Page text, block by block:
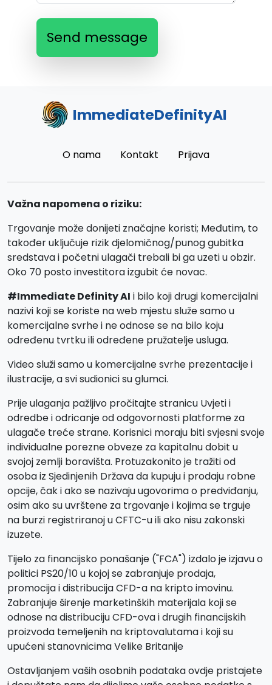
Send message
ImmediateDefinityAI
O nama Kontakt Prijava
Važna napomena o riziku:
Trgovanje može donijeti značajne koristi; Međutim, to
također uključuje rizik djelomičnog/punog gubitka
sredstava i početni ulagači trebali bi ga uzeti u obzir.
Oko 70 posto investitora izgubit će novac.
#Immediate Definity AI i bilo koji drugi komercijalni
nazivi koji se koriste na web mjestu služe samo u
komercijalne svrhe i ne odnose se na bilo koju
određenu tvrtku ili određene pružatelje usluga.
Video služi samo u komercijalne svrhe prezentacije i
ilustracije, a svi sudionici su glumci.
Prije ulaganja pažljivo pročitajte stranicu Uvjeti i
odredbe i odricanje od odgovornosti platforme za
ulagače treće strane. Korisnici moraju biti svjesni svoje
individualne porezne obveze za kapitalnu dobit u
svojoj zemlji boravišta. Protuzakonito je tražiti od
osoba iz Sjedinjenih Država da kupuju i prodaju robne
opcije, čak i ako se nazivaju ugovorima o predviđanju,
osim ako su uvrštene za trgovanje i kojima se trguje
na burzi registriranoj u CFTC-u ili ako nisu zakonski
izuzete.
Tijelo za financijsko ponašanje ("FCA") izdalo je izjavu o
politici PS20/10 u kojoj se zabranjuje prodaja,
promocija i distribucija CFD-a na kripto imovinu.
Zabranjuje širenje marketinških materijala koji se
odnose na distribuciju CFD-ova i drugih financijskih
proizvoda temeljenih na kriptovalutama i koji su
upućeni stanovnicima Velike Britanije
Ostavljanjem vaših osobnih podataka ovdje pristajete